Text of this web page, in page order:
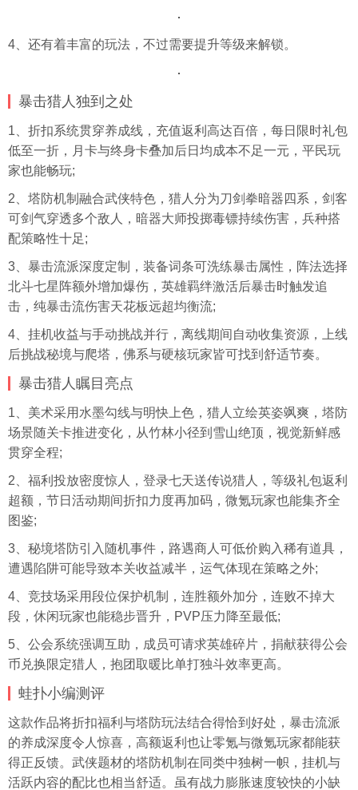
4、还有着丰富的玩法，不过需要提升等级来解锁。
暴击猎人独到之处
1、折扣系统贯穿养成线，充值返利高达百倍，每日限时礼包
低至一折，月卡与终身卡叠加后日均成本不足一元，平民玩
家也能畅玩;
2、塔防机制融合武侠特色，猎人分为刀剑拳暗器四系，剑客
可剑气穿透多个敌人，暗器大师投掷毒镖持续伤害，兵种搭
配策略性十足;
3、暴击流派深度定制，装备词条可洗练暴击属性，阵法选择
北斗七星阵额外增加爆伤，英雄羁绊激活后暴击时触发追
击，纯暴击流伤害天花板远超均衡流;
4、 挂机收益与手动挑战并行，离线期间自动收集资源，上线
后挑战秘境与爬塔，佛系与硬核玩家皆可找到舒适节奏。
暴击猎人瞩目亮点
1、美术采用水墨勾线与明快上色，猎人立绘英姿飒爽，塔防
场景随关卡推进变化，从竹林小径到雪山绝顶，视觉新鲜感
贯穿全程;
2、福利投放密度惊人，登录七天送传说猎人，等级礼包返利
超额，节日活动期间折扣力度再加码，微氪玩家也能集齐全
图鉴;
3、秘境塔防引入随机事件，路遇商人可低价购入稀有道具，
遭遇陷阱可能导致本关收益减半，运气体现在策略之外;
4、竞技场采用段位保护机制，连胜额外加分，连败不掉大
段，休闲玩家也能稳步晋升，PVP压力降至最低;
5、公会系统强调互助，成员可请求英雄碎片，捐献获得公会
币兑换限定猎人，抱团取暖比单打独斗效率更高。
蛙扑小编测评
这款作品将折扣福利与塔防玩法结合得恰到好处，暴击流派
的养成深度令人惊喜，高额返利也让零氪与微氪玩家都能获
得正反馈。武侠题材的塔防机制在同类中独树一帜，挂机与
活跃内容的配比也相当舒适。虽有战力膨胀速度较快的小缺